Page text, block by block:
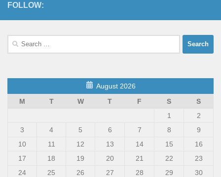
FOLLOW:
Search
August 2026
M
T W T F S
S
1
2
3
4 5 6 7 8
9
10
11 12 13 14 15
16
17
18 19 20 21 22
23
24
25 26 27 28 29
30